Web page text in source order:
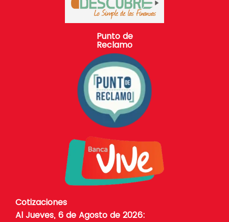
Punto de
Reclamo
Cotizaciones
Al Jueves, 6 de Agosto de 2026: